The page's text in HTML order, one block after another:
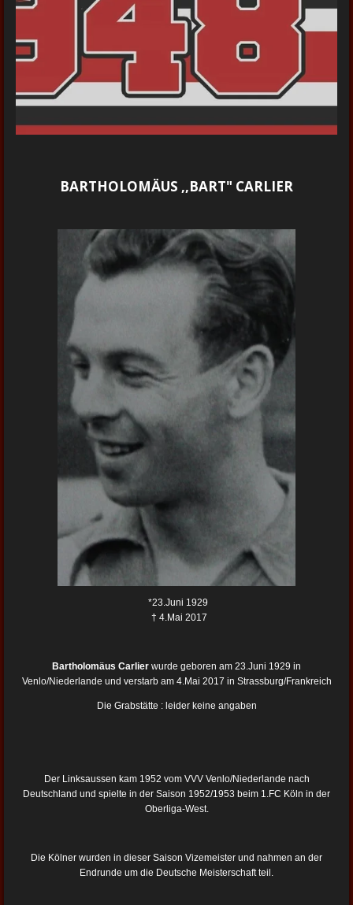
BARTHOLOMÄUS ,,BART" CARLIER
*23.Juni 1929
† 4.Mai 2017
Bartholomäus Carlier wurde geboren am 23.Juni 1929 in
Venlo/Niederlande und verstarb am 4.Mai 2017 in Strassburg/Frankreich
Die Grabstätte : leider keine angaben
Der Linksaussen kam 1952 vom VVV Venlo/Niederlande nach
Deutschland und spielte in der Saison 1952/1953 beim 1.FC Köln in der
Oberliga-West.
Die Kölner wurden in dieser Saison Vizemeister und nahmen an der
Endrunde um die Deutsche Meisterschaft teil.